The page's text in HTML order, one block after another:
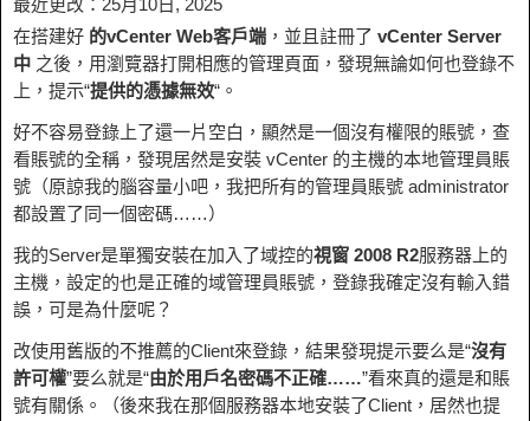
最近更改：25月10日, 2025
在搭建好 的vCenter Web客戶端 ，並且註冊了 vCenter Server
中 之後，用瀏覽器打開相應的管理頁面，發現無論如何也登錄不
上，提示“提供的憑據無效“。
好不容易登錄上了還一片空白，顯然是一個沒有權限的賬號，查
看賬號的全稱，發現居然是安裝 vCenter 的主機的本地管理員賬
號（原諒我的腦容量小吧，我把所有的管理員賬號 administrator
都設置了同一個密碼……）
我的Server是單獨安裝在加入了域控的視窗 2008 R2服務器上的
主機，設定的也是正確的域管理員賬號，登錄我確定沒有輸入錯
誤，可是為什麼呢？
改使用舊版的不推薦的Client來登錄，結果發現提示要么是“沒有
許可權”要么就是“由於用戶名密碼不正確……”看來真的還是和賬
號有關係。（後來我在那個服務器本地安裝了Client，居然也提